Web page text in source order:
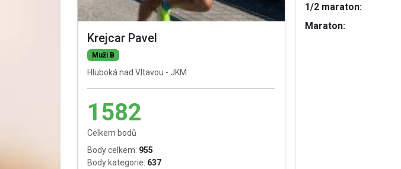
Krejcar Pavel
Muži B
Hluboká nad Vltavou - JKM
1582
Celkem bodů
Body celkem: 955
Body kategorie: 637
1/2 maraton:
Maraton: